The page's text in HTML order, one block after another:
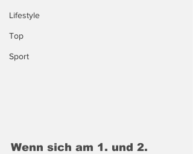
Lifestyle
Top
Sport
Wenn sich am 1. und 2.